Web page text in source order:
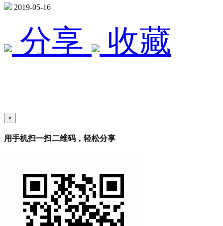
2019-05-16
分享 收藏
×
用手机扫一扫二维码，轻松分享